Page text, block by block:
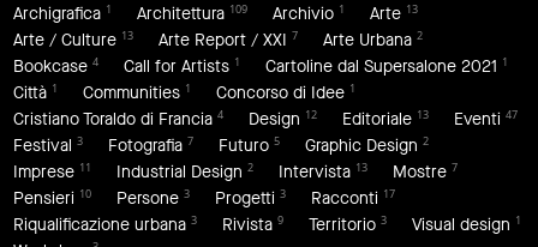
Archigrafica 1 Architettura 109 Archivio 1 Arte 13
Arte / Culture 13 Arte Report / XXI 7 Arte Urbana 2
Bookcase 4 Call for Artists 1 Cartoline dal Supersalone 2021 1
Città 1 Communities 1 Concorso di Idee 1
Cristiano Toraldo di Francia 4 Design 12 Editoriale 13 Eventi 47
Festival 3 Fotografia 7 Futuro 5 Graphic Design 2
Imprese 11 Industrial Design 2 Intervista 13 Mostre 7
Pensieri 10 Persone 3 Progetti 3 Racconti 17
Riqualificazione urbana 3 Rivista 9 Territorio 3 Visual design 1